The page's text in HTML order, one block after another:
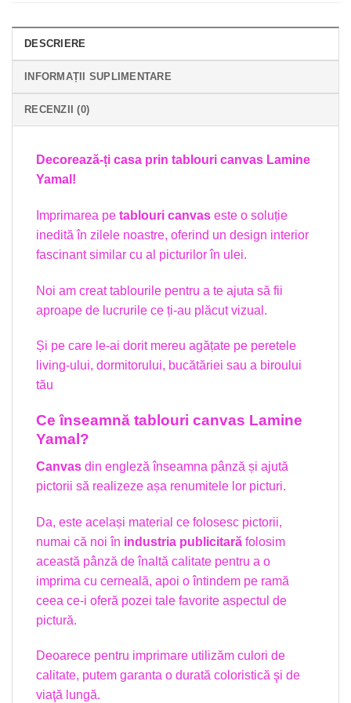
DESCRIERE
INFORMAȚII SUPLIMENTARE
RECENZII (0)
Decorează-ți casa prin tablouri canvas Lamine
Yamal!
Imprimarea pe tablouri canvas este o soluție
inedită în zilele noastre, oferind un design interior
fascinant similar cu al picturilor în ulei.
Noi am creat tablourile pentru a te ajuta să fii
aproape de lucrurile ce ți-au plăcut vizual.
Și pe care le-ai dorit mereu agățate pe peretele
living-ului, dormitorului, bucătăriei sau a biroului
tău
Ce înseamnă tablouri canvas Lamine
Yamal?
Canvas din engleză înseamna pânză și ajută
pictorii să realizeze așa renumitele lor picturi.
Da, este același material ce folosesc pictorii,
numai că noi în industria publicitară folosim
această pânză de înaltă calitate pentru a o
imprima cu cerneală, apoi o întindem pe ramă
ceea ce-i oferă pozei tale favorite aspectul de
pictură.
Deoarece pentru imprimare utilizăm culori de
calitate, putem garanta o durată coloristică şi de
viaţă lungă.